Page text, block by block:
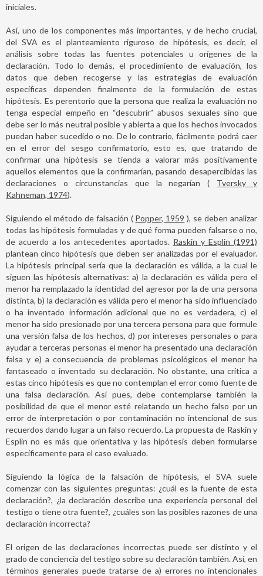
iniciales.
Así, uno de los componentes más importantes, y de hecho crucial,
del SVA es el planteamiento riguroso de hipótesis, es decir, el
análisis sobre todas las fuentes potenciales u orígenes de la
declaración. Todo lo demás, el procedimiento de evaluación, los
datos que deben recogerse y las estrategias de evaluación
específicas dependen finalmente de la formulación de estas
hipótesis. Es perentorio que la persona que realiza la evaluación no
tenga especial empeño en “descubrir” abusos sexuales sino que
debe ser lo más neutral posible y abierta a que los hechos invocados
puedan haber sucedido o no. De lo contrario, fácilmente podrá caer
en el error del sesgo confirmatorio, esto es, que tratando de
confirmar una hipótesis se tienda a valorar más positivamente
aquellos elementos que la confirmarían, pasando desapercibidas las
declaraciones o circunstancias que la negarían ( Tversky y
Kahneman, 1974).
Siguiendo el método de falsación ( Popper, 1959 ), se deben analizar
todas las hipótesis formuladas y de qué forma pueden falsarse o no,
de acuerdo a los antecedentes aportados. Raskin y Esplin (1991)
plantean cinco hipótesis que deben ser analizadas por el evaluador.
La hipótesis principal sería que la declaración es válida, a la cual le
siguen las hipótesis alternativas: a) la declaración es válida pero el
menor ha remplazado la identidad del agresor por la de una persona
distinta, b) la declaración es válida pero el menor ha sido influenciado
o ha inventado información adicional que no es verdadera, c) el
menor ha sido presionado por una tercera persona para que formule
una versión falsa de los hechos, d) por intereses personales o para
ayudar a terceras personas el menor ha presentado una declaración
falsa y e) a consecuencia de problemas psicológicos el menor ha
fantaseado o inventado su declaración. No obstante, una crítica a
estas cinco hipótesis es que no contemplan el error como fuente de
una falsa declaración. Así pues, debe contemplarse también la
posibilidad de que el menor esté relatando un hecho falso por un
error de interpretación o por contaminación no intencional de sus
recuerdos dando lugar a un falso recuerdo. La propuesta de Raskin y
Esplin no es más que orientativa y las hipótesis deben formularse
específicamente para el caso evaluado.
Siguiendo la lógica de la falsación de hipótesis, el SVA suele
comenzar con las siguientes preguntas: ¿cuál es la fuente de esta
declaración?, ¿la declaración describe una experiencia personal del
testigo o tiene otra fuente?, ¿cuáles son las posibles razones de una
declaración incorrecta?
El origen de las declaraciones incorrectas puede ser distinto y el
grado de conciencia del testigo sobre su declaración también. Así, en
términos generales puede tratarse de a) errores no intencionales